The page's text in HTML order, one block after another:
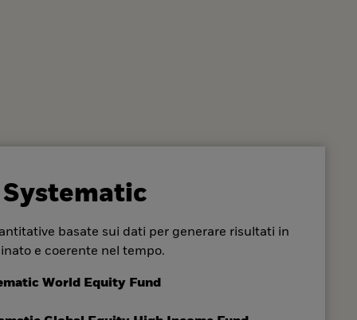
Systematic
basate sui dati per generare risultati in
e coerente nel tempo.
World Equity Fund